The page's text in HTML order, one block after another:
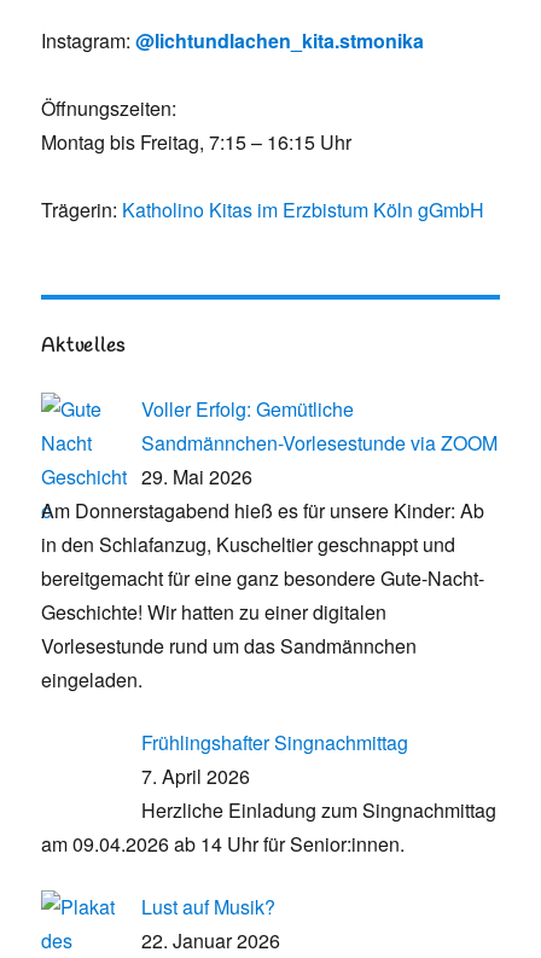
Instagram:@lichtundlachen_kita.stmonika
Öffnungszeiten:
Montag bis Freitag, 7:15 – 16:15 Uhr
Trägerin: Katholino Kitas im Erzbistum Köln gGmbH
Aktuelles
Voller Erfolg: Gemütliche
Sandmännchen-Vorlesestunde via ZOOM
29. Mai 2026
Am Donnerstagabend hieß es für unsere Kinder: Ab
in den Schlafanzug, Kuscheltier geschnappt und
bereitgemacht für eine ganz besondere Gute-Nacht-
Geschichte! Wir hatten zu einer digitalen
Vorlesestunde rund um das Sandmännchen
eingeladen.
Frühlingshafter Singnachmittag
7. April 2026
Herzliche Einladung zum Singnachmittag
am 09.04.2026 ab 14 Uhr für Senior:innen.
Lust auf Musik?
22. Januar 2026